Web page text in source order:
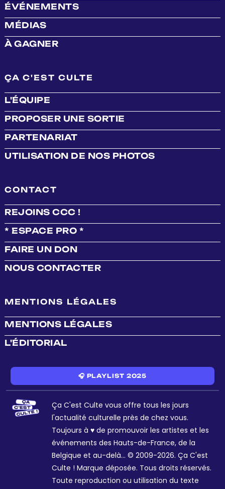
ÉVÉNEMENTS
MÉDIAS
À GAGNER
ÇA C'EST CULTE
L'ÉQUIPE
PROPOSER UNE SORTIE
PARTENARIAT
UTILISATION DE NOS PHOTOS
CONTACT
REJOINS CCC !
* ESPACE PRO *
FAIRE UN DON
NOUS CONTACTER
MENTIONS LÉGALES
MENTIONS LÉGALES
L'ÉDITORIAL
🎧 PLAYLIST 2025
Ça C'est Culte vous offre tous les jours
l'actualité culturelle près de chez vous.
Toujours à ♥ de promouvoir les artistes et les
événements des Hauts-de-France, de la
Belgique et au-delà... © 2009-2026. Ça C'est
Culte ! Marque déposée. Tous droits réservés.
Toute reproduction ou utilisation du texte